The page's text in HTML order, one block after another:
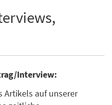
Interview:
Artikels auf unserer